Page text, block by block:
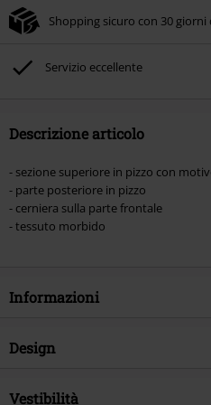
Non cumulabile con altre offerte Codici
Rammstein, (Till) Lindemann, Böhse
Hosen, Metality, Funko Pop!, i Buoni
Shopping sicuro con 30 giorni
Servizio eccellente
Descrizione articolo
- sezione superiore in pizzo con
- parte posteriore in pizzo
- cerniera sulla parte frontale
- tessuto morbido
Informazioni
Codice articolo
Brand
Design
Tipologia prodotto
Vestibilità